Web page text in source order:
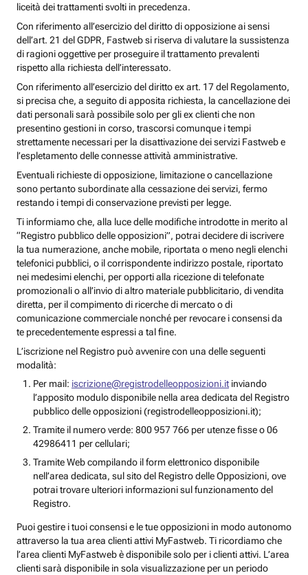
liceità dei trattamenti svolti in precedenza.
Con riferimento all’esercizio del diritto di opposizione ai sensi
dell’art. 21 del GDPR, Fastweb si riserva di valutare la sussistenza
di ragioni oggettive per proseguire il trattamento prevalenti
rispetto alla richiesta dell’interessato.
Con riferimento all’esercizio del diritto ex art. 17 del Regolamento,
si precisa che, a seguito di apposita richiesta, la cancellazione dei
dati personali sarà possibile solo per gli ex clienti che non
presentino gestioni in corso, trascorsi comunque i tempi
strettamente necessari per la disattivazione dei servizi Fastweb e
l’espletamento delle connesse attività amministrative.
Eventuali richieste di opposizione, limitazione o cancellazione
sono pertanto subordinate alla cessazione dei servizi, fermo
restando i tempi di conservazione previsti per legge.
Ti informiamo che, alla luce delle modifiche introdotte in merito al
“Registro pubblico delle opposizioni”, potrai decidere di iscrivere
la tua numerazione, anche mobile, riportata o meno negli elenchi
telefonici pubblici, o il corrispondente indirizzo postale, riportato
nei medesimi elenchi, per opporti alla ricezione di telefonate
promozionali o all’invio di altro materiale pubblicitario, di vendita
diretta, per il compimento di ricerche di mercato o di
comunicazione commerciale nonché per revocare i consensi da
te precedentemente espressi a tal fine.
L’iscrizione nel Registro può avvenire con una delle seguenti
modalità:
Per mail: iscrizione@registrodelleopposizioni.it inviando
l’apposito modulo disponibile nella area dedicata del Registro
pubblico delle opposizioni (registrodelleopposizioni.it);
Tramite il numero verde: 800 957 766 per utenze fisse o 06
42986411 per cellulari;
Tramite Web compilando il form elettronico disponibile
nell’area dedicata, sul sito del Registro delle Opposizioni, ove
potrai trovare ulteriori informazioni sul funzionamento del
Registro.
Puoi gestire i tuoi consensi e le tue opposizioni in modo autonomo
attraverso la tua area clienti attivi MyFastweb. Ti ricordiamo che
l’area clienti MyFastweb è disponibile solo per i clienti attivi. L’area
clienti sarà disponibile in sola visualizzazione per un periodo